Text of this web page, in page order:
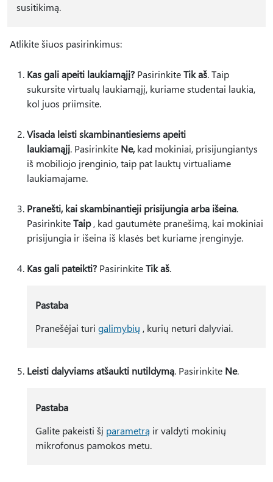
susitikimą.
Atlikite šiuos pasirinkimus:
Kas gali apeiti laukiamąjį? PasirinkiteTik aš. Taip
sukursite virtualų laukiamąjį, kuriame studentai laukia,
kol juos priimsite.
Visada leisti skambinantiesiems apeiti
laukiamąjį. Pasirinkite Ne, kad mokiniai, prisijungiantys
iš mobiliojo įrenginio, taip pat lauktų virtualiame
laukiamajame.
Pranešti, kai skambinantieji prisijungia arba išeina.
PasirinkiteTaip, kad gautumėte pranešimą, kai mokiniai
prisijungia ir išeina iš klasės bet kuriame įrenginyje.
Kas gali pateikti? PasirinkiteTik aš.
Pastaba
Pranešėjai turi galimybių , kurių neturi dalyviai.
Leisti dalyviams atšaukti nutildymą. Pasirinkite Ne.
Pastaba
Galite pakeisti šį parametrą ir valdyti mokinių
mikrofonus pamokos metu.